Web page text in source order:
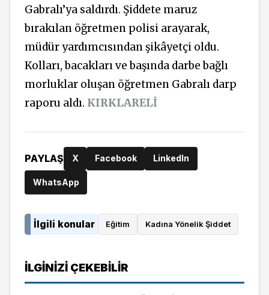
Gabralı’ya saldırdı. Şiddete maruz
bırakılan öğretmen polisi arayarak,
müdür yardımcısından şikâyetçi oldu.
Kolları, bacakları ve başında darbe bağlı
morluklar oluşan öğretmen Gabralı darp
raporu aldı. KIRKLARELİ
PAYLAŞ X Facebook LinkedIn
WhatsApp
İlgili konular Eğitim Kadına Yönelik Şiddet
İLGINIZI ÇEKEBILIR